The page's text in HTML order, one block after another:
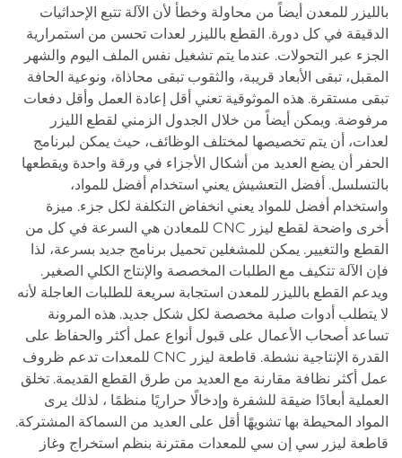
بالليزر للمعدن أيضاً من محاولة وخطأ لأن الآلة تتبع الإحداثيات
الدقيقة في كل دورة. القطع بالليزر لعدات تحسن من استمرارية
الجزء عبر التحولات. عندما يتم تشغيل نفس الملف اليوم والشهر
المقبل، تبقى الأبعاد قريبة، والثقوب تبقى محاذاة، ونوعية الحافة
تبقى مستقرة. هذه الموثوقية تعني أقل إعادة العمل وأقل دفعات
مرفوضة. ويمكن أيضاً من خلال الجدول الزمني لقطع الليزر
لعدات، أن يتم تخصيصها لمختلف الوظائف، حيث يمكن لبرنامج
الحفر أن يضع العديد من أشكال الأجزاء في ورقة واحدة ويقطعها
بالتسلسل. أفضل التعشيش يعني استخدام أفضل للمواد،
واستخدام أفضل للمواد يعني انخفاض التكلفة لكل جزء. ميزة
أخرى واضحة لقطع ليزر CNC للمعادن هي السرعة في كل من
القطع والتغيير. يمكن للمشغلين تحميل برنامج جديد بسرعة، لذا
فإن الآلة تتكيف مع الطلبات المخصصة والإنتاج الكلي الصغير.
ويدعم القطع بالليزر للمعدن استجابة سريعة للطلبات العاجلة لأنه
لا يتطلب أدوات صلبة مخصصة لكل شكل جديد. هذه المرونة
تساعد أصحاب الأعمال على قبول أنواع عمل أكثر والحفاظ على
القدرة الإنتاجية نشطة. قاطعة ليزر CNC للمعدات تدعم ظروف
عمل أكثر نظافة مقارنة مع العديد من طرق القطع القديمة. تخلق
العملية أبعادًا ضيقة للشفرة وإدخالًا حراريًا منظمًا ، لذلك يرى
المواد المحيطة بها تشويهًا أقل على العديد من السماكة المشتركة.
قاطعة ليزر سي إن سي للمعدات مقترنة بنظم استخراج وغاز